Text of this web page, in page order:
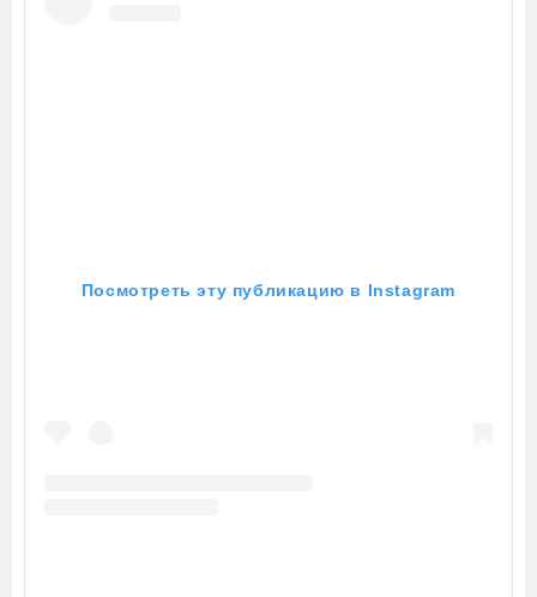
Посмотреть эту публикацию в Instagram